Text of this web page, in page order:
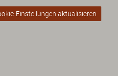
Einstellungen aktualisieren